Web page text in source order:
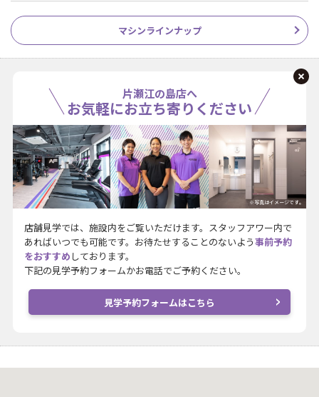
マシンラインナップ
片瀬江の島店へ
お気軽にお立ち寄りください
※写真はイメージです。
店舗見学では、施設内をご覧いただけます。スタッフアワー内で
あればいつでも可能です。お待たせすることのないよう事前予約
をおすすめ しております。
下記の見学予約フォームかお電話でご予約ください。
見学予約フォームはこちら